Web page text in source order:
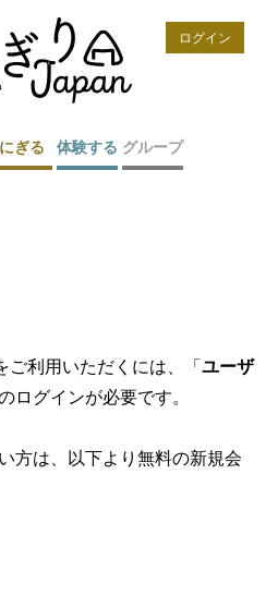
ログイン
にぎる 体験する グループ
ご利用いただくには、「ユーザ
ログインが必要です。
方は、以下より無料の新規会